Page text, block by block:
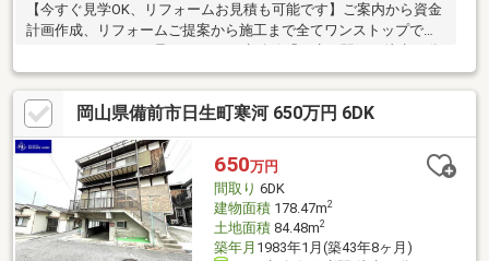
【今すぐ見学OK、リフォームお見積も可能です】ご案内から資金
計画作成、リフォームご提案から施工まで全てワンストップでネ
♪■日生町の中心市街地に近く、買物などに便利♪■周辺に月極駐車
場あり♪ 「まだ検討中なので…」という方も大歓迎！◎新築と中
古の比較◎月々支払いのシミュレーション◎購入するべきタイミ
ング◎住み始めるまでの流れetc.など、余すことなくご説明させ
ていただきます！LINEでやり取りも可能ですので、お気軽にお問
い合わせください♪
岡山県備前市日生町寒河 650万円 6DK
650万円
間取り 6DK
建物面積178.47m2
土地面積84.48m2
築年月 1983年1月(築43年8ヶ月)